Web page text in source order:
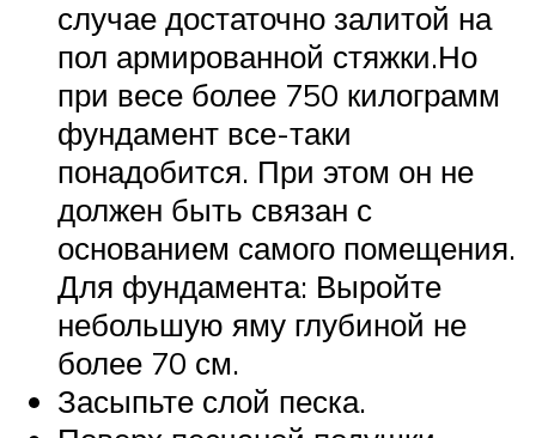
случае достаточно залитой на
пол армированной стяжки.Но
при весе более 750 килограмм
фундамент все-таки
понадобится. При этом он не
должен быть связан с
основанием самого помещения.
Для фундамента: Выройте
небольшую яму глубиной не
более 70 см.
Засыпьте слой песка.